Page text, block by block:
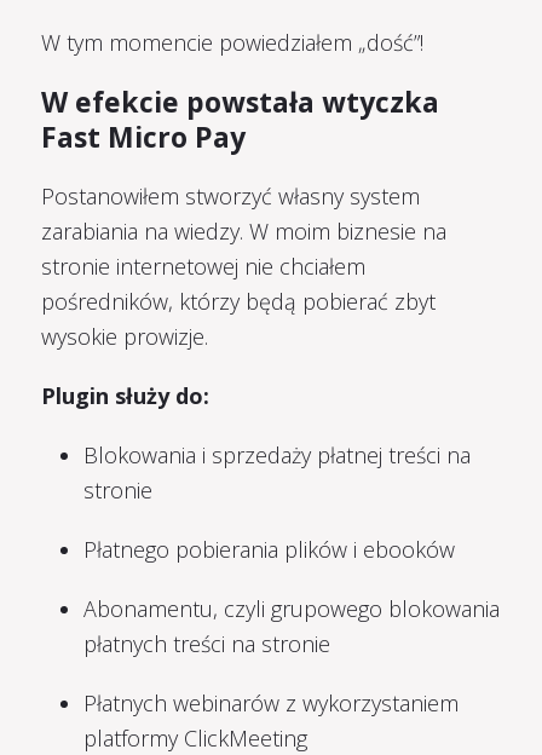
W tym momencie powiedziałem „dość”!
W efekcie powstała wtyczka
Fast Micro Pay
Postanowiłem stworzyć własny system
zarabiania na wiedzy. W moim biznesie na
stronie internetowej nie chciałem
pośredników, którzy będą pobierać zbyt
wysokie prowizje.
Plugin służy do:
Blokowania i sprzedaży płatnej treści na
stronie
Płatnego pobierania plików i ebooków
Abonamentu, czyli grupowego blokowania
płatnych treści na stronie
Płatnych webinarów z wykorzystaniem
platformy ClickMeeting